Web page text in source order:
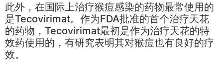
此外，在国际上治疗猴痘感染的药物最常使用的
是Tecovirimat。作为FDA批准的首个治疗天花
的药物，Tecovirimat最初是作为治疗天花的特
效药使用的，有研究表明其对猴痘也有良好的疗
效。